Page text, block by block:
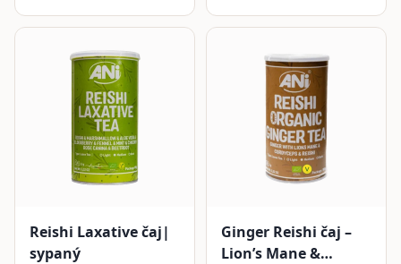
Reishi Laxative čaj|
sypaný
Ginger Reishi čaj –
Lion’s Mane &